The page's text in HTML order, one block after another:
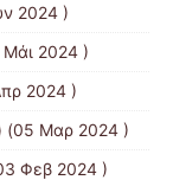
2024 )
2024 )
2024 )
(05 Μαρ 2024 )
Φεβ 2024 )